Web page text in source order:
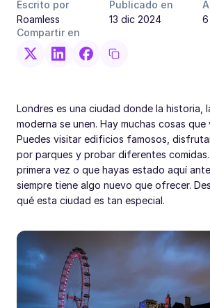
Escrito por
Roamless
Publicado en
13 dic 2024
6
Compartir en
Londres es una ciudad donde la historia,
moderna se unen. Hay muchas cosas que
Puedes visitar edificios famosos,
por parques y probar diferentes comidas.
primera vez o que hayas estado aquí
siempre tiene algo nuevo que ofrecer.
qué esta ciudad es tan especial.